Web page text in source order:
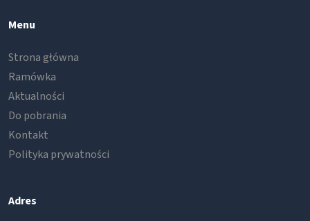
Menu
Strona główna
Ramówka
Aktualności
Do pobrania
Kontakt
Polityka prywatności
Adres